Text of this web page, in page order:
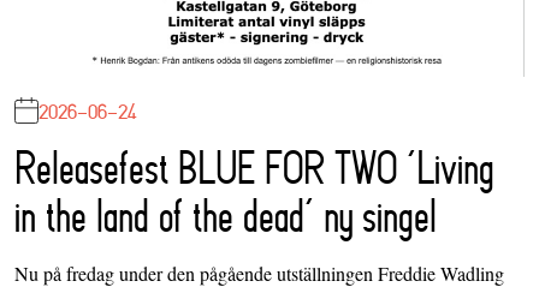
2026-06-24
Releasefest BLUE FOR TWO ‘Living
in the land of the dead’ ny singel
Nu på fredag under den pågående utställningen Freddie Wadling